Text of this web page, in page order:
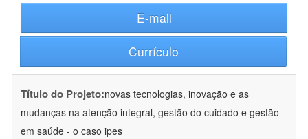
E-mail
Currículo
Título do Projeto:novas tecnologias, inovação e as
mudanças na atenção integral, gestão do cuidado e gestão
em saúde - o caso ipes